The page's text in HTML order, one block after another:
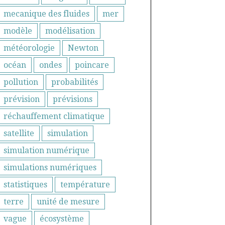
mecanique des fluides
mer
modèle
modélisation
météorologie
Newton
océan
ondes
poincare
pollution
probabilités
prévision
prévisions
réchauffement climatique
satellite
simulation
simulation numérique
simulations numériques
statistiques
température
terre
unité de mesure
vague
écosystème